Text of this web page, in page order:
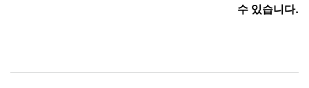
수 있습니다.